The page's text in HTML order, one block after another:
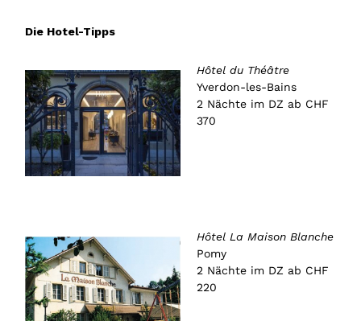
Die Hotel-Tipps
Hôtel du Théâtre
Yverdon-les-Bains
2 Nächte im DZ ab CHF
370
Hôtel La Maison Blanche
Pomy
2 Nächte im DZ ab CHF
220